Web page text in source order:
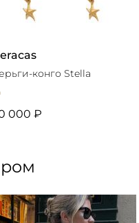
конго Stella
000 ₽